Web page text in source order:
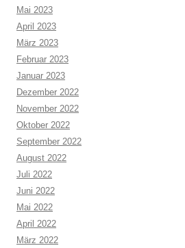
Mai 2023
April 2023
März 2023
Februar 2023
Januar 2023
Dezember 2022
November 2022
Oktober 2022
September 2022
August 2022
Juli 2022
Juni 2022
Mai 2022
April 2022
März 2022